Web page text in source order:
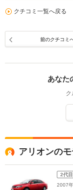
クチコミ一覧へ戻る
前のクチコミ
あなた
ク
アリオンの
2代目
2007